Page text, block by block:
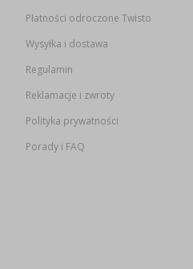
Płatności odroczone Twisto
Wysyłka i dostawa
Regulamin
Reklamacje i zwroty
Polityka prywatności
Porady i FAQ